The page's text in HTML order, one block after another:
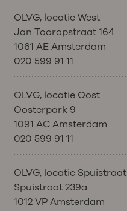
OLVG, locatie West
Jan Tooropstraat 164
1061 AE Amsterdam
020 599 91 11
OLVG, locatie Oost
Oosterpark 9
1091 AC Amsterdam
020 599 91 11
OLVG, locatie Spuistraat
Spuistraat 239a
1012 VP Amsterdam